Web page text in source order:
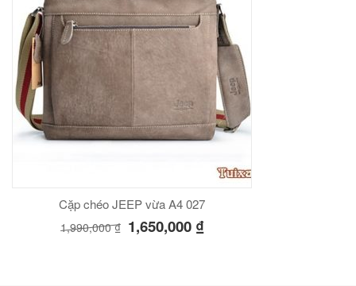
Cặp chéo JEEP vừa A4 027
1,990,000₫ 1,650,000 ₫